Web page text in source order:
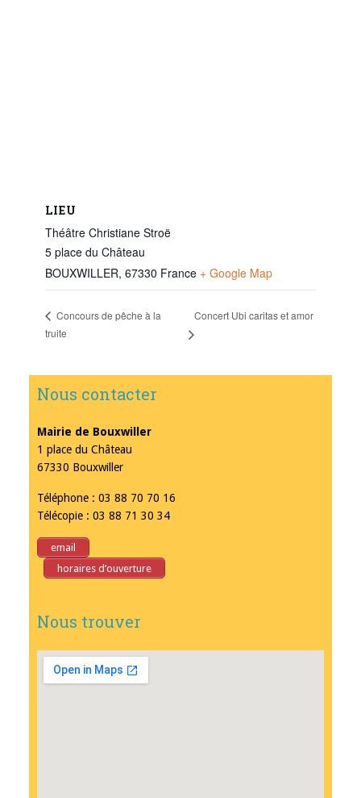
LIEU
Théâtre Christiane Stroë
5 place du Château
BOUXWILLER, 67330 France + Google Map
Concours de pêche à la
truite
Concert Ubi caritas et amor
Nous contacter
Mairie de Bouxwiller
1 place du Château
67330 Bouxwiller
Téléphone : 03 88 70 70 16
Télécopie : 03 88 71 30 34
email
horaires d’ouverture
Nous trouver